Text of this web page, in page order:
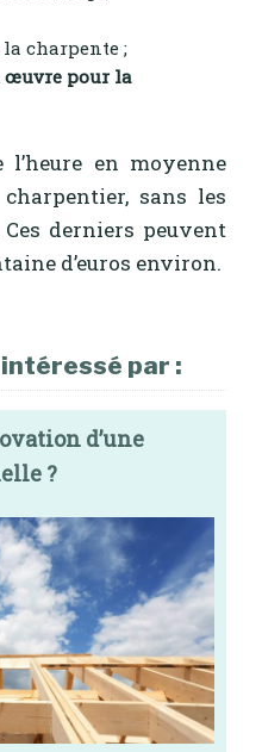
la charpente ;
œuvre pour la
l’heure en moyenne
sans les
derniers peuvent
d’euros environ.
par :
d’une
?